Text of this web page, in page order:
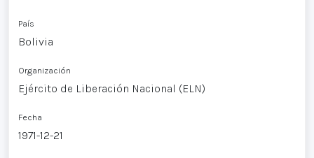
País
Bolivia
Organización
Ejército de Liberación Nacional (ELN)
Fecha
1971-12-21